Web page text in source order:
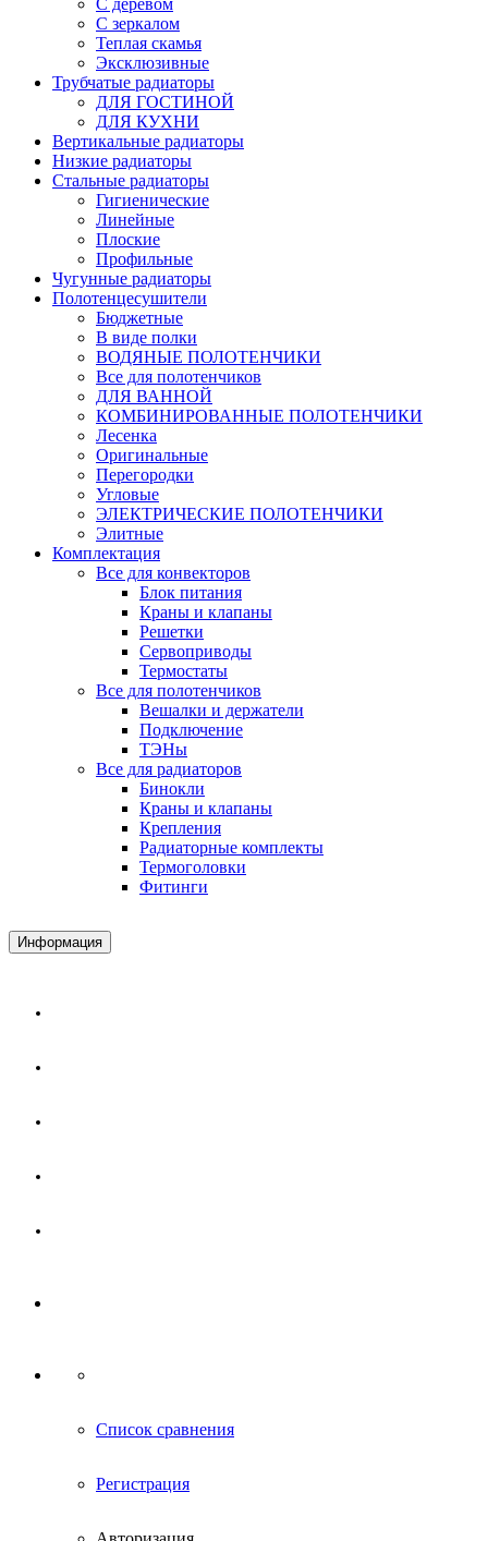
С зеркалом
Теплая скамья
Эксклюзивные
Трубчатые радиаторы
ДЛЯ ГОСТИНОЙ
ДЛЯ КУХНИ
Вертикальные радиаторы
Низкие радиаторы
Стальные радиаторы
Гигиенические
Линейные
Плоские
Профильные
Чугунные радиаторы
Полотенцесушители
Бюджетные
В виде полки
ВОДЯНЫЕ ПОЛОТЕНЧИКИ
Все для полотенчиков
ДЛЯ ВАННОЙ
КОМБИНИРОВАННЫЕ ПОЛОТЕНЧИКИ
Лесенка
Оригинальные
Перегородки
Угловые
ЭЛЕКТРИЧЕСКИЕ ПОЛОТЕНЧИКИ
Элитные
Комплектация
Все для конвекторов
Блок питания
Краны и клапаны
Решетки
Сервоприводы
Термостаты
Все для полотенчиков
Вешалки и держатели
Подключение
ТЭНы
Все для радиаторов
Бинокли
Краны и клапаны
Крепления
Радиаторные комплекты
Термоголовки
Фитинги
Информация
Список сравнения
Регистрация